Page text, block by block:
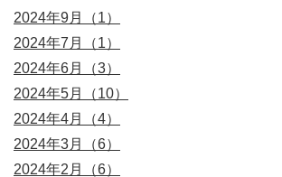
2024年9月（1）
2024年7月（1）
2024年6月（3）
2024年5月（10）
2024年4月（4）
2024年3月（6）
2024年2月（6）